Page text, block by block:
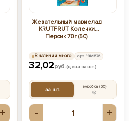
+
Жевательный мармелад
KRUTFRUT Колечки
Персик 70г (50)
32,02руб.(цена за шт.)
- +
за шт. коробка(50)
В наличии много арт. РВМ576